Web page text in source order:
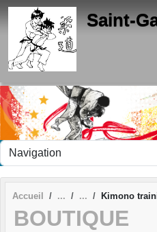
Saint-
Accueil Kimono
BOUTIQUE
Panneau de gestion des cookies